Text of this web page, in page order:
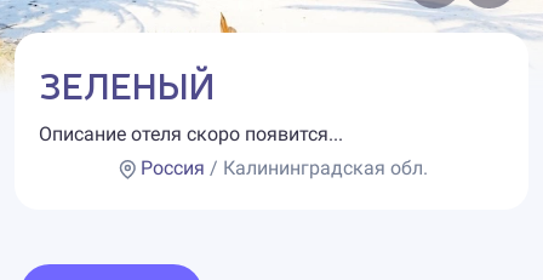
ЗЕЛЕНЫЙ
Описание отеля скоро появится...
Россия / Калининградская обл.